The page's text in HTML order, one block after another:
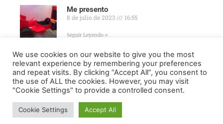
Me presento
8 de julio de 2023 16:55
Seguir Leyendo »
FORMULA ONLINE © ALL RIGHTS RESERVED ||
♥ IN SPAIN
We use cookies on our website to give you the most
relevant experience by remembering your preferences
and repeat visits. By clicking “Accept All”, you consent to
the use of ALL the cookies. However, you may visit
"Cookie Settings" to provide a controlled consent.
Cookie Settings Accept All